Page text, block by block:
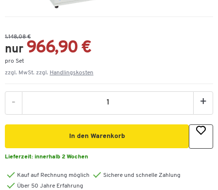
1.148,08 €
nur 966,90 €
pro Set
zzgl. MwSt. zzgl. Handlingskosten
- +
In den Warenkorb
Lieferzeit: innerhalb 2 Wochen
Kauf auf Rechnung möglich
Sichere und schnelle Zahlung
Über 50 Jahre Erfahrung